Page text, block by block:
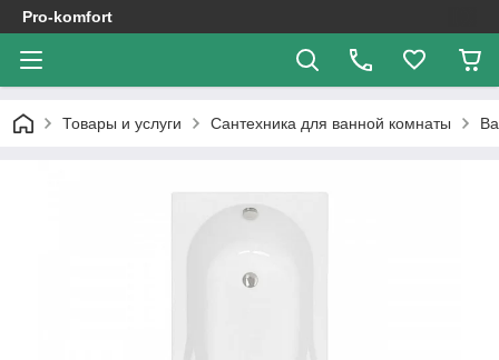
Pro-komfort
Товары и услуги Сантехника для ванной комнаты